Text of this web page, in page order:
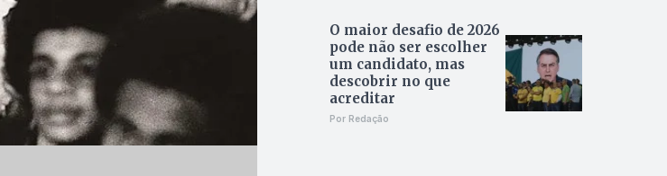
O maior desafio de 2026
pode não ser escolher
um candidato, mas
descobrir no que
acreditar
Por Redação